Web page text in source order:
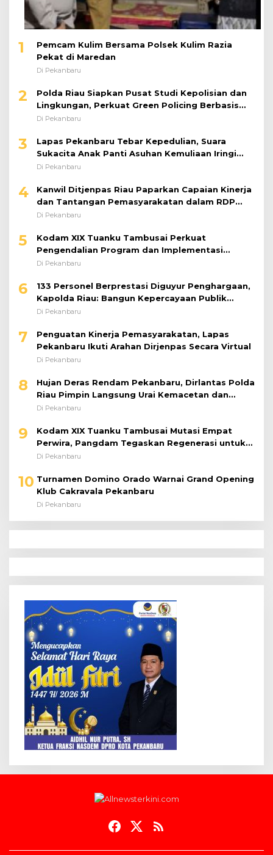
1
Pemcam Kulim Bersama Polsek Kulim Razia
Pekat di Maredan
Di Pekanbaru
2
Polda Riau Siapkan Pusat Studi Kepolisian dan
Lingkungan, Perkuat Green Policing Berbasis
Riset
Di Pekanbaru
3
Lapas Pekanbaru Tebar Kepedulian, Suara
Sukacita Anak Panti Asuhan Kemuliaan Iringi
Bantuan Sosial
Di Pekanbaru
4
Kanwil Ditjenpas Riau Paparkan Capaian Kinerja
dan Tantangan Pemasyarakatan dalam RDP
Bersama Komisi XIII DPR RI
Di Pekanbaru
5
Kodam XIX Tuanku Tambusai Perkuat
Pengendalian Program dan Implementasi
Doktrin TNI AD
Di Pekanbaru
6
133 Personel Berprestasi Diguyur Penghargaan,
Kapolda Riau: Bangun Kepercayaan Publik
dengan Karya Nyata
Di Pekanbaru
7
Penguatan Kinerja Pemasyarakatan, Lapas
Pekanbaru Ikuti Arahan Dirjenpas Secara Virtual
Di Pekanbaru
8
Hujan Deras Rendam Pekanbaru, Dirlantas Polda
Riau Pimpin Langsung Urai Kemacetan dan
Bantu Pengendara
Di Pekanbaru
9
Kodam XIX Tuanku Tambusai Mutasi Empat
Perwira, Pangdam Tegaskan Regenerasi untuk
Perkuat Kinerja Satuan
Di Pekanbaru
10 Turnamen Domino Orado Warnai Grand Opening
Klub Cakravala Pekanbaru
Di Pekanbaru